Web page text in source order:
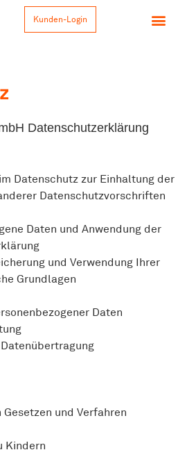
Kunden-Login
Datenschutzerklärung
Datenschutz zur Einhaltung der
Datenschutzvorschriften
Daten und Anwendung der
und Verwendung Ihrer
Grundlagen
Daten
und Verfahren
Kindern